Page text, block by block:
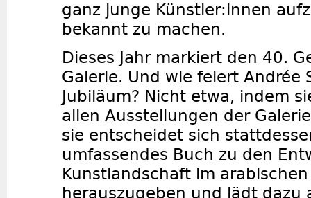
ganz junge Künstler:innen
bekannt zu machen.
Dieses Jahr markiert den 40.
Galerie. Und wie feiert Andrée
Jubiläum? Nicht etwa, indem
allen Ausstellungen der
sie entscheidet sich
umfassendes Buch zu den
Kunstlandschaft im arabischen
herauszugeben und lädt dazu